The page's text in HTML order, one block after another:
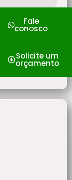
Fale
conosco
Solicite um
orçamento